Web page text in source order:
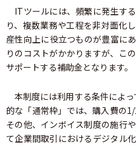
ITツールには、頻繁に発生す
り、複数業務や工程を非対面化
産性向上に役立つものが豊富に
りのコストがかかりますが、こ
サポートする補助金となります。
本制度には利用する条件によ
的な「通常枠」では、購入費の
その他、インボイス制度の施行
て企業間取引におけるデジタル